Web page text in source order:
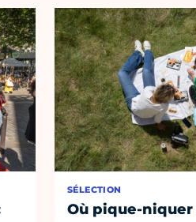
SÉLECTION
Où pique-niquer